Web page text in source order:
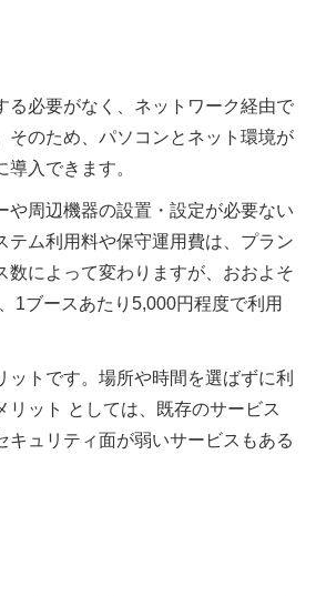
る必要がなく、ネットワーク経由で
そのため、パソコンとネット環境が
入できます。
周辺機器の設置・設定が必要ない
ム利用料や保守運用費は、プラン
によって変わりますが、おおよそ
1ブースあたり5,000円程度で利用
トです。場所や時間を選ばずに利
ット としては、既存のサービス
ュリティ面が弱いサービスもある